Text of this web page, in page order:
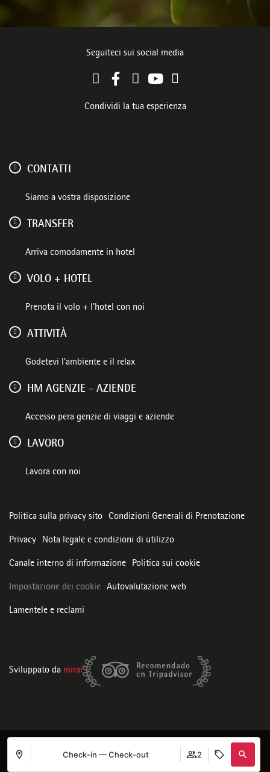
Check-in — Check-out 2
Seguiteci sui social media
Condividi la tua esperienza
CONTATTI
Siamo a vostra disposizione
TRANSFER
Arriva comodamente in hotel
VOLO + HOTEL
Prenota il volo + l'hotel con noi
ATTIVITÀ
Godetevi l'ambiente e il relax
HM AGENZIE - AZIENDE
Accesso pera genzie di viaggi e aziende
LAVORO
Lavora con noi
Politica sulla privacy sito Condizioni Generali di Prenotazione
Privacy Nota legale e condizioni di utilizzo
Canale interno di informazione Politica sui cookie
Impostazione dei cookie Autovalutazione web
Lamentele e reclami
Sviluppato da mirai